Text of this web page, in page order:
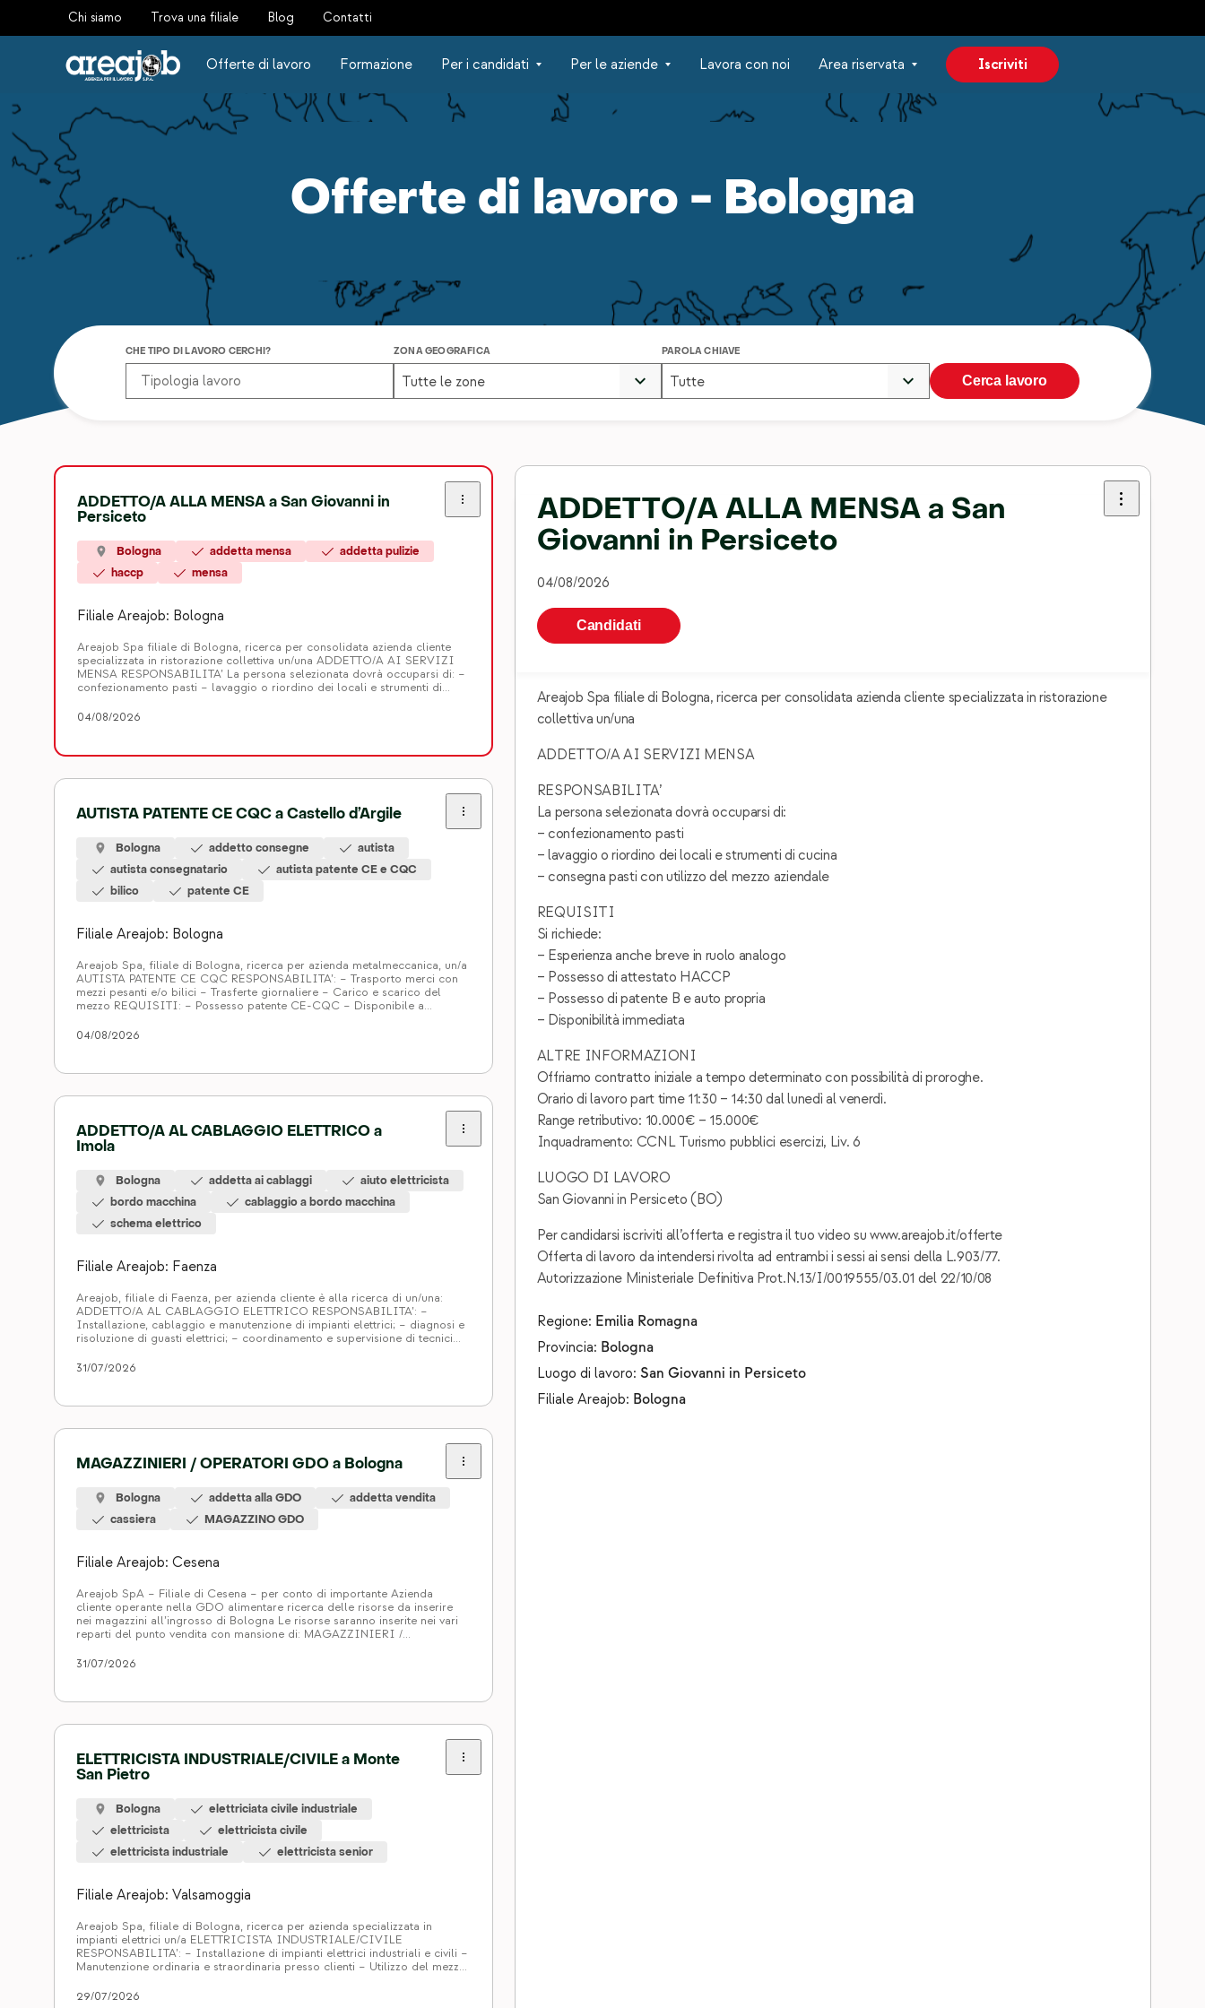
Chi siamo Trova una filiale Blog Contatti
Offerte di lavoro Formazione Per i candidati Per le aziende Lavora con noi Area riservata Iscriviti
Offerte di lavoro - Bologna
CHE TIPO DI LAVORO CERCHI? ZONA GEOGRAFICA
Tutte le zone
PAROLA CHIAVE
Tutte Cerca lavoro
ADDETTO/A ALLA MENSA a San Giovanni in
Persiceto
Bologna addetta mensa
addetta pulizie
haccp
mensa
Filiale Areajob: Bologna
Areajob Spa filiale di Bologna, ricerca per consolidata azienda cliente
specializzata in ristorazione collettiva un/una ADDETTO/A AI SERVIZI
MENSA RESPONSABILITA’ La persona selezionata dovrà occuparsi di: –
confezionamento pasti – lavaggio o riordino dei locali e strumenti di
richiede: – Esperienza anche breve in […]
04/08/2026
AUTISTA PATENTE CE CQC a Castello d’Argile
Bologna addetto consegne
autista
autista consegnatario
autista patente CE e CQC
bilico
patente CE
Filiale Areajob: Bologna
Areajob Spa, filiale di Bologna, ricerca per azienda metalmeccanica, un/a
AUTISTA PATENTE CE CQC RESPONSABILITA’: – Trasporto merci con
mezzi pesanti e/o bilici – Trasferte giornaliere – Carico e scarico del
mezzo REQUISITI: – Possesso patente CE-CQC – Disponibile a
mansione LUOGO DI LAVORO: Castello d’Argile […]
04/08/2026
ADDETTO/A AL CABLAGGIO ELETTRICO a
Imola
Bologna addetta ai cablaggi
aiuto elettricista
bordo macchina
cablaggio a bordo macchina
schema elettrico
Filiale Areajob: Faenza
Areajob, filiale di Faenza, per azienda cliente è alla ricerca di un/una:
ADDETTO/A AL CABLAGGIO ELETTRICO RESPONSABILITA’: –
Installazione, cablaggio e manutenzione di impianti elettrici; – diagnosi e
risoluzione di guasti elettrici; – coordinamento e supervisione di tecnici
REQUISITI: – Diploma in ambito Elettrico; – […]
31/07/2026
MAGAZZINIERI / OPERATORI GDO a Bologna
Bologna addetta alla GDO
addetta vendita
cassiera
MAGAZZINO GDO
Filiale Areajob: Cesena
Areajob SpA – Filiale di Cesena – per conto di importante Azienda
cliente operante nella GDO alimentare ricerca delle risorse da inserire
nei magazzini all’ingrosso di Bologna Le risorse saranno inserite nei vari
reparti del punto vendita con mansione di: MAGAZZINIERI /
merci, dell’assistenza e […]
31/07/2026
ELETTRICISTA INDUSTRIALE/CIVILE a Monte
San Pietro
Bologna
elettriciata civile industriale
elettricista
elettricista civile
elettricista industriale
elettricista senior
Filiale Areajob: Valsamoggia
Areajob Spa, filiale di Bologna, ricerca per azienda specializzata in
impianti elettrici un/a ELETTRICISTA INDUSTRIALE/CIVILE
RESPONSABILITA’: – Installazione di impianti elettrici industriali e civili –
Manutenzione ordinaria e straordinaria presso clienti – Utilizzo del mezzo
civile/industriale – Buona conoscenza degli schemi elettrici – Buone
29/07/2026
ADDETTO/A ALLA MENSA a San
Giovanni in Persiceto
04/08/2026
Candidati
Areajob Spa filiale di Bologna, ricerca per consolidata azienda cliente specializzata in ristorazione
collettiva un/una
ADDETTO/A AI SERVIZI MENSA
RESPONSABILITA’
La persona selezionata dovrà occuparsi di:
– confezionamento pasti
– lavaggio o riordino dei locali e strumenti di cucina
– consegna pasti con utilizzo del mezzo aziendale
REQUISITI
Si richiede:
– Esperienza anche breve in ruolo analogo
– Possesso di attestato HACCP
– Possesso di patente B e auto propria
– Disponibilità immediata
ALTRE INFORMAZIONI
Offriamo contratto iniziale a tempo determinato con possibilità di proroghe.
Orario di lavoro part time 11:30 – 14:30 dal lunedì al venerdì.
Range retributivo: 10.000€ – 15.000€
Inquadramento: CCNL Turismo pubblici esercizi, Liv. 6
LUOGO DI LAVORO
San Giovanni in Persiceto (BO)
Per candidarsi iscriviti all’offerta e registra il tuo video su www.areajob.it/offerte
Offerta di lavoro da intendersi rivolta ad entrambi i sessi ai sensi della L.903/77.
Autorizzazione Ministeriale Definitiva Prot.N.13/I/0019555/03.01 del 22/10/08
Regione: Emilia Romagna
Provincia: Bologna
Luogo di lavoro: San Giovanni in Persiceto
Filiale Areajob: Bologna